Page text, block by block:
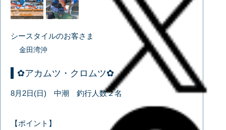
シースタイルのお客さま
金田湾沖
✿アカムツ・クロムツ✿
8月2日(日) 中潮 釣行人数２名
【ポイント】